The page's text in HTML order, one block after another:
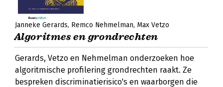
Janneke Gerards Remco Nehmelman Max Vetzo
Algoritmes en grondrechten
Gerards, Vetzo en Nehmelman onderzoeken hoe
algoritmische profilering grondrechten raakt. Ze
bespreken discriminatierisico's en waarborgen die